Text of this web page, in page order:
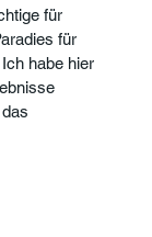
für
für
habe hier